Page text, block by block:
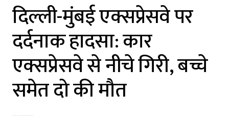
दिल्ली-मुंबई एक्सप्रेसवे पर
दर्दनाक हादसा: कार
एक्सप्रेसवे से नीचे गिरी, बच्चे
समेत दो की मौत